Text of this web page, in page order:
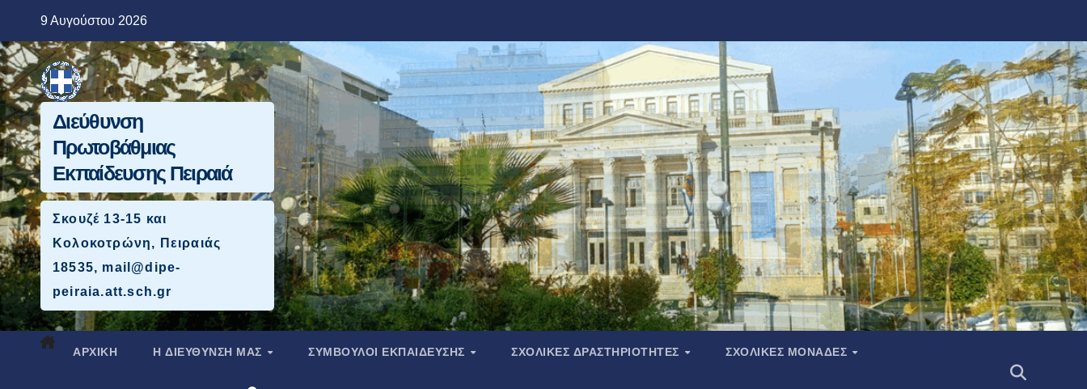
περιεχόμενο
9 Αυγούστου 2026
Διεύθυνση
Πρωτοβάθμιας
Εκπαίδευσης Πειραιά
Σκουζέ 13-15 και
Κολοκοτρώνη, Πειραιάς
18535, mail@dipe-
peiraia.att.sch.gr
ΑΡΧΙΚΉ Η ΔΙΕΥΘΥΝΣΗ ΜΑΣ ΣΥΜΒΟΥΛΟΙ ΕΚΠΑΙΔΕΥΣΗΣ ΣΧΟΛΙΚΕΣ ΔΡΑΣΤΗΡΙΟΤΗΤΕΣ ΣΧΟΛΙΚΕΣ ΜΟΝΑΔΕΣ